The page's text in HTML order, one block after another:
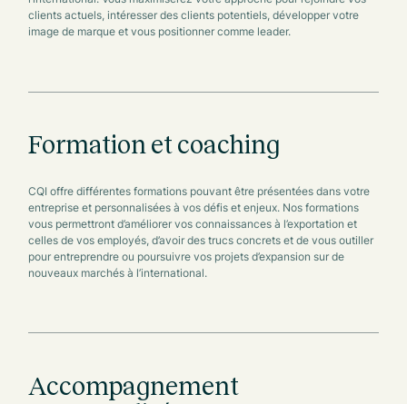
clients actuels, intéresser des clients potentiels, développer votre
image de marque et vous positionner comme leader.
Formation et coaching
CQI offre différentes formations pouvant être présentées dans votre
entreprise et personnalisées à vos défis et enjeux. Nos formations
vous permettront d’améliorer vos connaissances à l’exportation et
celles de vos employés, d’avoir des trucs concrets et de vous outiller
pour entreprendre ou poursuivre vos projets d’expansion sur de
nouveaux marchés à l’international.
Accompagnement